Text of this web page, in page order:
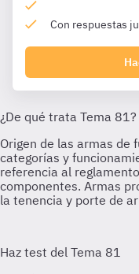
Con respuestas